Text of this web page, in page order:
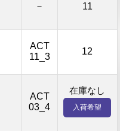
－ 11
ACT
11_3
12
ACT
03_4
在庫なし
入荷希望